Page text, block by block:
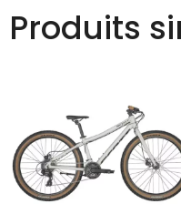
Produits